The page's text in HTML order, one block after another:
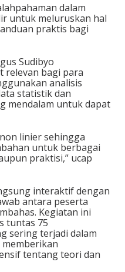
dalam
untuk meluruskan hal
praktis bagi
Sudibyo
relevan bagi para
analisis
statistik dan
mendalam untuk dapat
linier sehingga
untuk berbagai
praktisi,” ucap
interaktif dengan
antara peserta
Kegiatan ini
tuntas 75
sering terjadi dalam
tentang teori dan